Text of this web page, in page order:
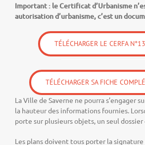
Important : le Certificat d’Urbanisme
autorisation d’urbanisme, c’est un
TÉLÉCHARGER LE CERFA
TÉLÉCHARGER SA FICHE
La Ville de Saverne ne pourra s’engager
la hauteur des informations fournies.
porte sur plusieurs objets, un seul
Les plans doivent tous porter la signature